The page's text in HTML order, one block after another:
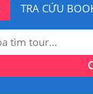
TRA CỨU